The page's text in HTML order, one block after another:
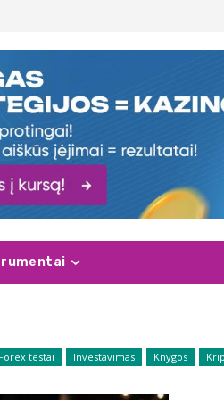
Forex testai Investavimas Knygos